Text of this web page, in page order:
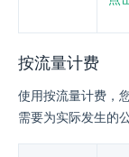
按流量计费
使用按流量计费，
需要为实际发生的